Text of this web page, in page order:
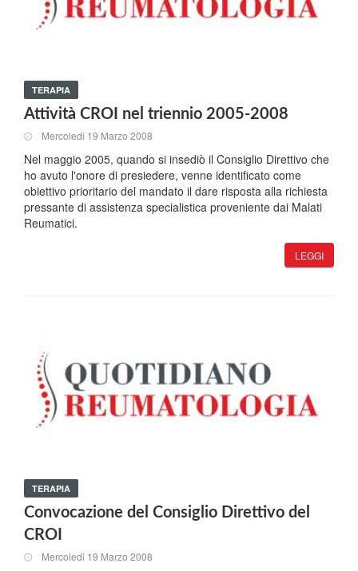
TERAPIA
Attività CROI nel triennio 2005-2008
Mercoledi 19 Marzo 2008
Nel maggio 2005, quando si insediò il Consiglio Direttivo che
ho avuto l'onore di presiedere, venne identificato come
obiettivo prioritario del mandato il dare risposta alla richiesta
pressante di assistenza specialistica proveniente dai Malati
Reumatici.
LEGGI
TERAPIA
Convocazione del Consiglio Direttivo del
CROI
Mercoledi 19 Marzo 2008